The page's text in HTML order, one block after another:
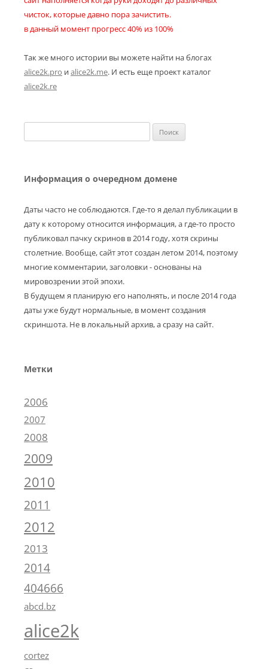
чисток, которые давно пора зачистить.
в данный момент прогресс 40% из 100%
Так же много истории вы можете найти на блогах
alice2k.pro иalice2k.me. И есть еще проект каталог
alice2k.re
Информация о очередном домене
Даты часто не соблюдаются. Где-то я делал публикации в
дату к которому относится информация, а где-то просто
публиковал пачку скринов в 2014 году, хотя скрины
столетние. Вообще, сайт этот создан летом 2014, поэтому
многие комментарии, заголовки - основаны на
мировозрении этой эпохи.
В будущем я планирую его наполнять, и после 2014 года
даты уже будут нормальные, в момент создания
скриншота. Не в локальный архив, а сразу на сайт.
Метки
2006
2007
2008
2009
2010
2011
2012
2013
2014
404666
abcd.bz
alice2k
cortez